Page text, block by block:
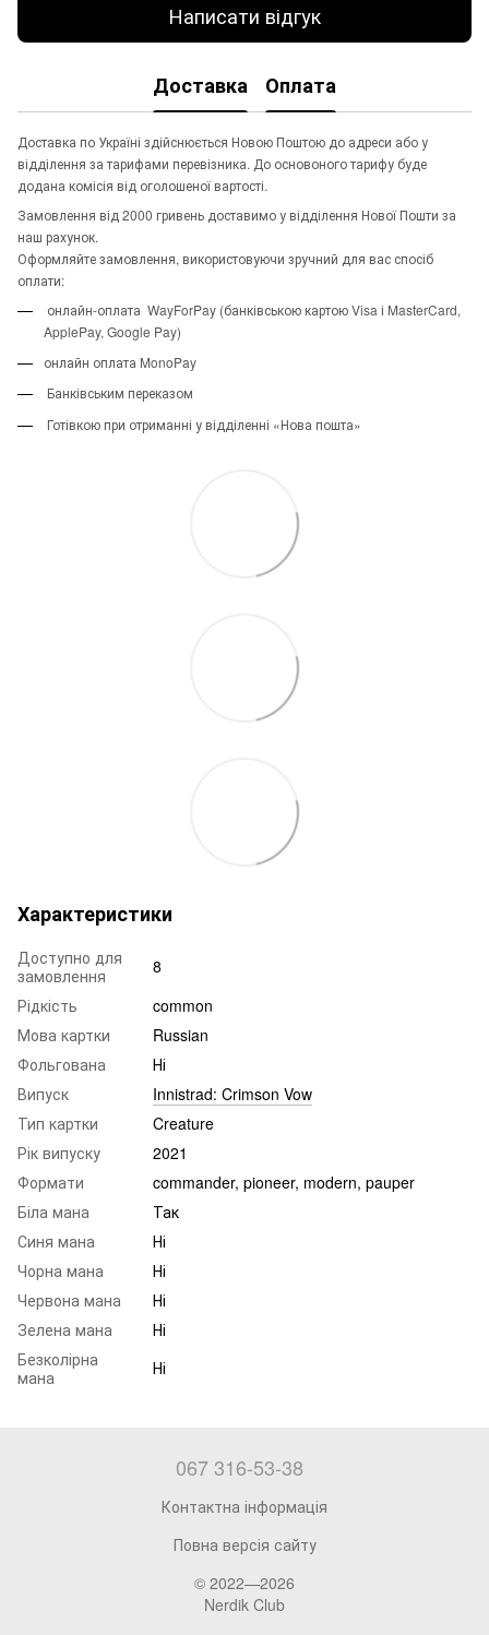
Написати відгук
Доставка Оплата
Доставка по Україні здійснюється Новою Поштою до адреси або у
відділення за тарифами перевізника. До основоного тарифу буде
додана комісія від оголошеної вартості.
Замовлення від 2000 гривень доставимо у відділення Нової Пошти за
наш рахунок.
Оформляйте замовлення, використовуючи зручний для вас спосіб
оплати:
онлайн-оплата WayForPay (банківською картою Visa і MasterCard,
ApplePay, Google Pay)
онлайн оплата MonoPay
Банківським переказом
Готівкою при отриманні у відділенні «Нова пошта»
Характеристики
Доступно для
замовлення
8
Рідкість
common
Мова картки
Russian
Фольгована
Ні
Випуск
Innistrad: Crimson Vow
Тип картки
Creature
Рік випуску
2021
Формати
commander, pioneer, modern, pauper
Біла мана
Так
Синя мана
Ні
Чорна мана
Ні
Червона мана
Ні
Зелена мана
Ні
Безколірна
мана
Ні
067 316-53-38
Контактна інформація
Повна версія сайту
© 2022—2026
Nerdik Club